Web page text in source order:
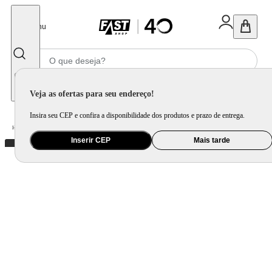
Menu
Veja as ofertas para seu endereço!
Insira seu CEP e confira a disponibilidade dos produtos e prazo de entrega.
Inserir CEP Mais tarde
Home